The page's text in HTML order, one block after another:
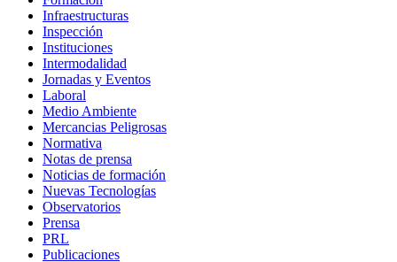
Infraestructuras
Inspección
Instituciones
Intermodalidad
Jornadas y Eventos
Laboral
Medio Ambiente
Mercancias Peligrosas
Normativa
Notas de prensa
Noticias de formación
Nuevas Tecnologías
Observatorios
Prensa
PRL
Publicaciones